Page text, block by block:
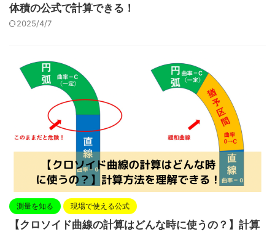
体積の公式で計算できる！
2025/4/7
測量を知る 現場で使える公式
【クロソイド曲線の計算はどんな時に使うの？】計算